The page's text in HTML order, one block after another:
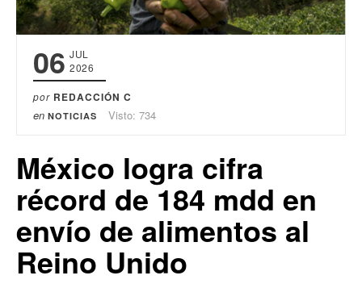
06 JUL
2026
por REDACCIÓN C
en NOTICIAS Visto: 734
México logra cifra
récord de 184 mdd en
envío de alimentos al
Reino Unido